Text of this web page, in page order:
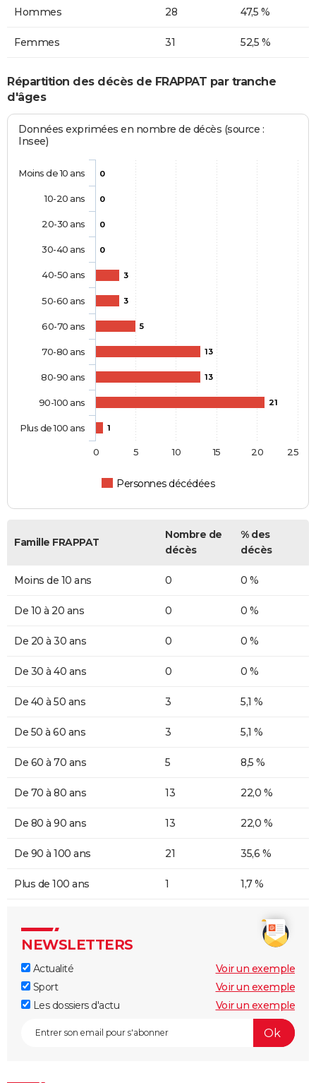
Hommes 28 47,5 %
Femmes 31 52,5 %
Répartition des décès de FRAPPAT par tranche
d'âges
Données exprimées en nombre de décès (source :
Insee)
0
0
0
0
3
3
5
13
13
21
1
Personnes décédées
Moins de 10 ans
10-20 ans
20-30 ans
30-40 ans
40-50 ans
50-60 ans
60-70 ans
70-80 ans
80-90 ans
90-100 ans
Plus de 100 ans
0 5 10 15 20 25
Famille FRAPPAT
Nombre de
décès
% des
décès
Moins de 10 ans 0 0 %
De 10 à 20 ans 0 0 %
De 20 à 30 ans 0 0 %
De 30 à 40 ans 0 0 %
De 40 à 50 ans 3 5,1 %
De 50 à 60 ans 3 5,1 %
De 60 à 70 ans 5 8,5 %
De 70 à 80 ans 13 22,0 %
De 80 à 90 ans 13 22,0 %
De 90 à 100 ans 21 35,6 %
Plus de 100 ans 1 1,7 %
NEWSLETTERS
Actualité
Voir un exemple
Sport
Voir un exemple
Les dossiers d'actu
Voir un exemple